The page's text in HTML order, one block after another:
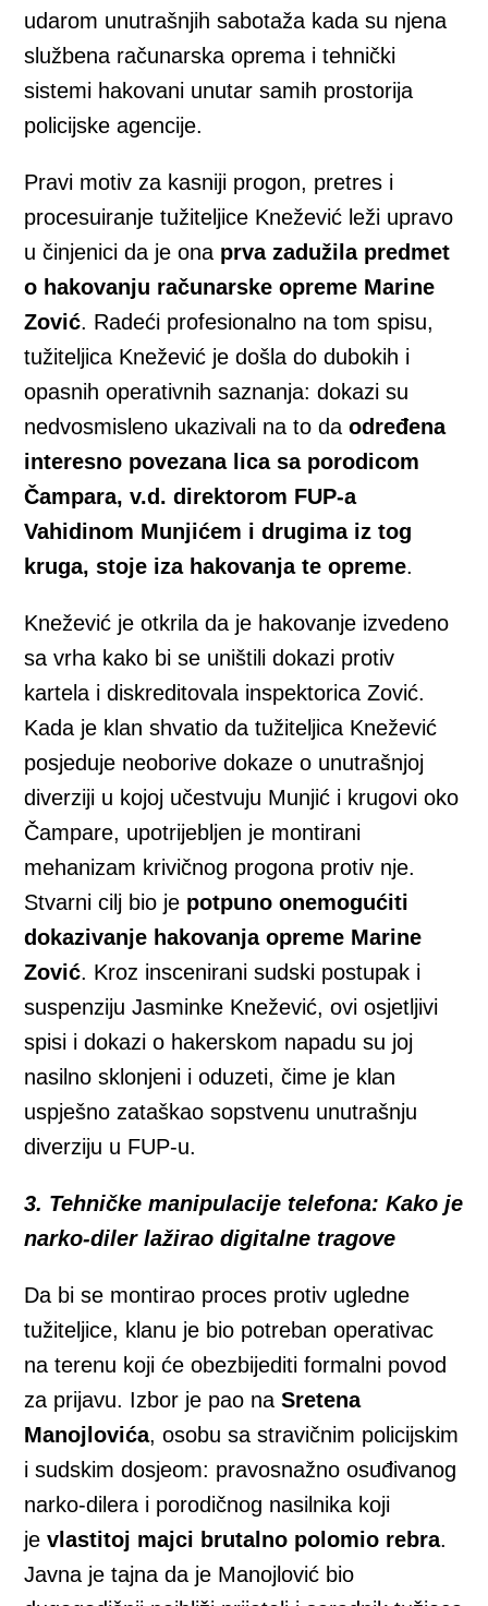
udarom unutrašnjih sabotaža kada su njena
službena računarska oprema i tehnički
sistemi hakovani unutar samih prostorija
policijske agencije.
Pravi motiv za kasniji progon, pretres i
procesuiranje tužiteljice Knežević leži upravo
u činjenici da je ona prva zadužila predmet
o hakovanju računarske opreme Marine
Zović. Radeći profesionalno na tom spisu,
tužiteljica Knežević je došla do dubokih i
opasnih operativnih saznanja: dokazi su
nedvosmisleno ukazivali na to daodređena
interesno povezana lica sa porodicom
Čampara, v.d. direktorom FUP-a
Vahidinom Munjićem i drugima iz tog
kruga, stoje iza hakovanja te opreme.
Knežević je otkrila da je hakovanje izvedeno
sa vrha kako bi se uništili dokazi protiv
kartela i diskreditovala inspektorica Zović.
Kada je klan shvatio da tužiteljica Knežević
posjeduje neoborive dokaze o unutrašnjoj
diverziji u kojoj učestvuju Munjić i krugovi oko
Čampare, upotrijebljen je montirani
mehanizam krivičnog progona protiv nje.
Stvarni cilj bio je potpuno onemogućiti
dokazivanje hakovanja opreme Marine
Zović. Kroz inscenirani sudski postupak i
suspenziju Jasminke Knežević, ovi osjetljivi
spisi i dokazi o hakerskom napadu su joj
nasilno sklonjeni i oduzeti, čime je klan
uspješno zataškao sopstvenu unutrašnju
diverziju u FUP-u.
3. Tehničke manipulacije telefona: Kako je
narko-diler lažirao digitalne tragove
Da bi se montirao proces protiv ugledne
tužiteljice, klanu je bio potreban operativac
na terenu koji će obezbijediti formalni povod
za prijavu. Izbor je pao naSretena
Manojlovića, osobu sa stravičnim policijskim
i sudskim dosjeom: pravosnažno osuđivanog
narko-dilera i porodičnog nasilnika koji
jevlastitoj majci brutalno polomio rebra.
Javna je tajna da je Manojlović bio